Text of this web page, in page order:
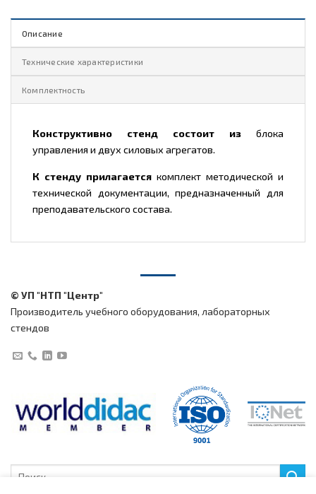
Описание
Технические характеристики
Комплектность
Конструктивно стенд состоит из блока
управления и двух силовых агрегатов.
К стенду прилагается комплект методической и
технической документации, предназначенный для
преподавательского состава.
© УП "НТП "Центр"
Производитель учебного оборудования, лабораторных
стендов